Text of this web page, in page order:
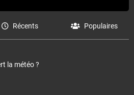
Récents Populaires
la météo ?